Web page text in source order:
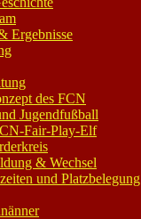
Ergebnisse
des FCN
Jugendfußball
Fair-Play-Elf
& Wechsel
und Platzbelegung